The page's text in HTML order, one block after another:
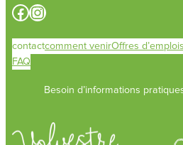
Facebook Instagram
contactcomment venirOffres d’emplois
FAQ
Besoin d’informations